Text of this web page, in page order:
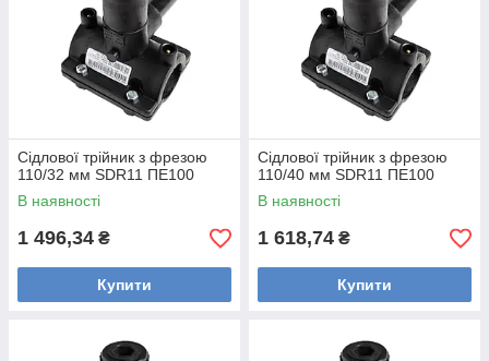
Сідлової трійник з фрезою
110/32 мм SDR11 ПЕ100
В наявності
1 496,34 ₴
Купити
Сідлової трійник з фрезою
110/40 мм SDR11 ПЕ100
В наявності
1 618,74 ₴
Купити